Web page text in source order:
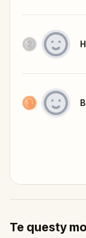
Te questy